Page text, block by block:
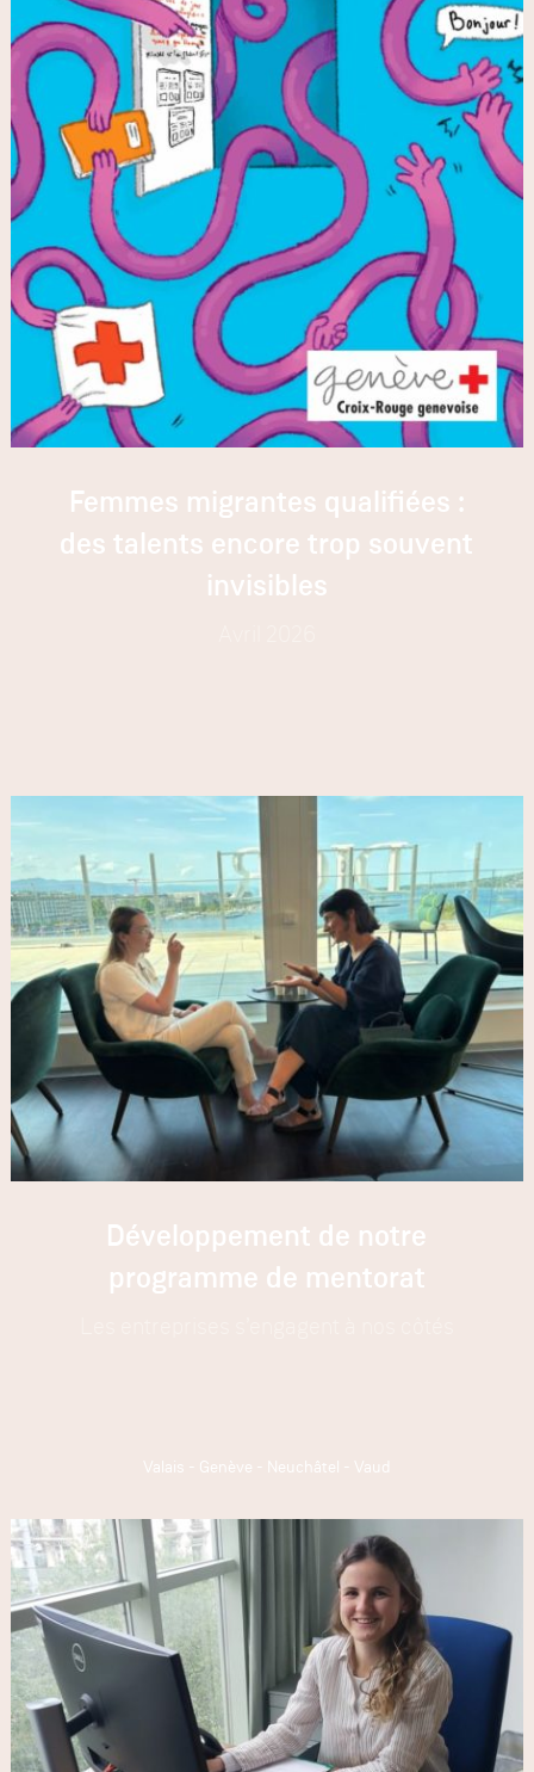
Femmes migrantes qualifiées :
des talents encore trop souvent
invisibles
Développement de notre
programme de mentorat
Valais - Genève - Neuchâtel - Vaud